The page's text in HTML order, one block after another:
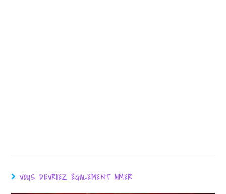
VOUS DEVRIEZ ÉGALEMENT AIMER